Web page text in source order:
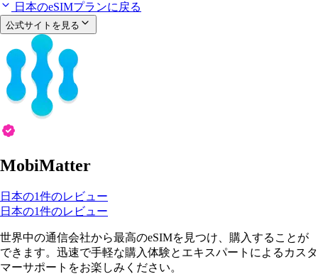
日本のeSIMプランに戻る
公式サイトを見る
MobiMatter
日本の1件のレビュー
日本の1件のレビュー
世界中の通信会社から最高のeSIMを見つけ、購入することが
できます。迅速で手軽な購入体験とエキスパートによるカスタ
マーサポートをお楽しみください。